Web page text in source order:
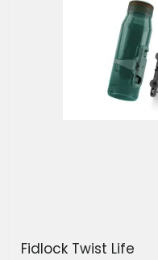
Fidlock Twist Life